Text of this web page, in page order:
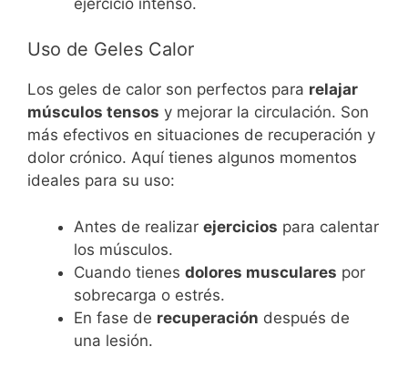
Uso de Geles Calor
Los geles de calor son perfectos para relajar
músculos tensos y mejorar la circulación. Son
más efectivos en situaciones de recuperación y
dolor crónico. Aquí tienes algunos momentos
ideales para su uso:
Antes de realizar ejercicios para calentar
los músculos.
Cuando tienes dolores musculares por
sobrecarga o estrés.
En fase de recuperación después de
una lesión.